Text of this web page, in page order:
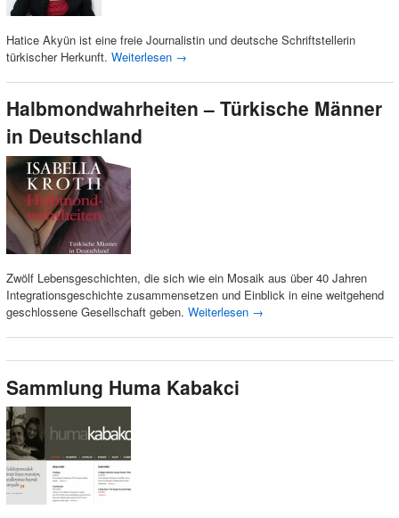
Hatice Akyün ist eine freie Journalistin und deutsche Schriftstellerin
türkischer Herkunft. Weiterlesen →
Halbmondwahrheiten – Türkische Männer
in Deutschland
Zwölf Lebensgeschichten, die sich wie ein Mosaik aus über 40 Jahren
Integrationsgeschichte zusammensetzen und Einblick in eine weitgehend
geschlossene Gesellschaft geben. Weiterlesen →
Sammlung Huma Kabakci